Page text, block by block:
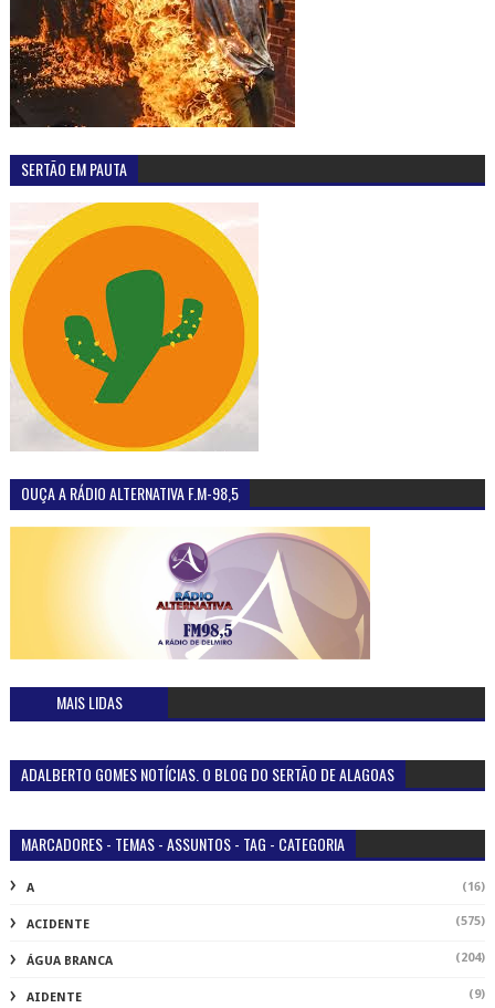
SERTÃO EM PAUTA
OUÇA A RÁDIO ALTERNATIVA F.M-98,5
MAIS LIDAS
ADALBERTO GOMES NOTÍCIAS. O BLOG DO SERTÃO DE ALAGOAS
MARCADORES - TEMAS - ASSUNTOS - TAG - CATEGORIA
A (16)
ACIDENTE (575)
ÁGUA BRANCA (204)
AIDENTE (9)